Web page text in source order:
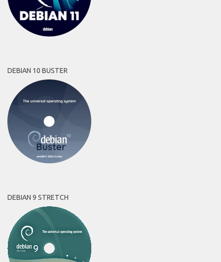
DEBIAN 10 BUSTER
DEBIAN 9 STRETCH